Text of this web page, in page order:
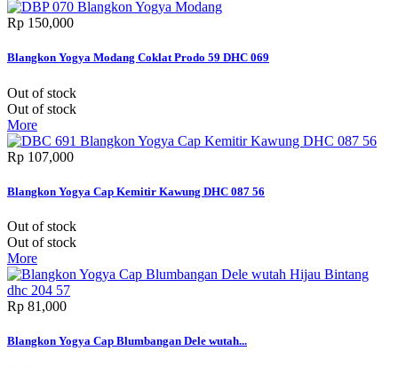
Rp‎ 150,000
Blangkon Yogya Modang Coklat Prodo 59 DHC 069
Out of stock
Out of stock
More
Rp‎ 107,000
Blangkon Yogya Cap Kemitir Kawung DHC 087 56
Out of stock
Out of stock
More
Rp‎ 81,000
Blangkon Yogya Cap Blumbangan Dele wutah...